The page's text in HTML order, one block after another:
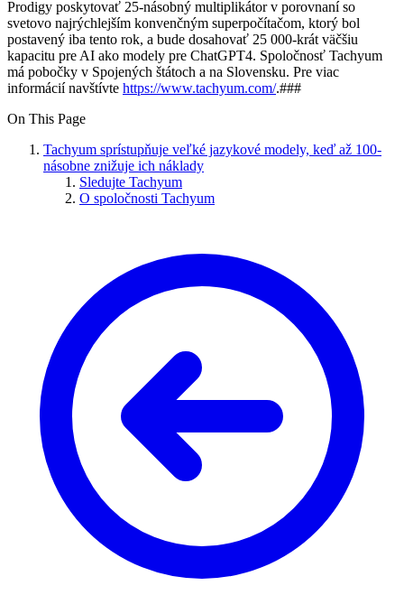
Prodigy poskytovať 25-násobný multiplikátor v porovnaní so
svetovo najrýchlejším konvenčným superpočítačom, ktorý bol
postavený iba tento rok, a bude dosahovať 25 000-krát väčšiu
kapacitu pre AI ako modely pre ChatGPT4. Spoločnosť Tachyum
má pobočky v Spojených štátoch a na Slovensku. Pre viac
informácií navštívte https://www.tachyum.com/.###
On This Page
Tachyum sprístupňuje veľké jazykové modely, keď až 100-
násobne znižuje ich náklady
Sledujte Tachyum
O spoločnosti Tachyum